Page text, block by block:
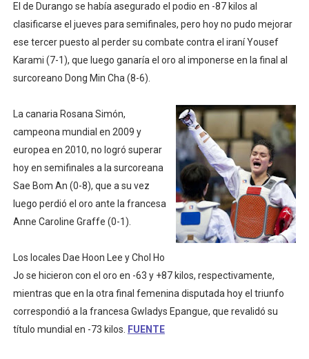
Mundial de esgrima 2026 (Hong Kong) - La delegación
Raquel Rodriguez es la nueva monarca
Athletes Unlimited Softball League 2026 - Las Utah
Tour de Francia masculino 2026 - Tadej Pogacar
Mundial de Fórmula 1 2026 - Lando Norris consigue
Campeonato de Europa de saltos 2026 (París,
El de Durango se había asegurado el podio en -87 kilos al
clasificarse el jueves para semifinales, pero hoy no pudo mejorar
ese tercer puesto al perder su combate contra el iraní Yousef
Karami (7-1), que luego ganaría el oro al imponerse en la final al
surcoreano Dong Min Cha (8-6).
La canaria Rosana Simón,
campeona mundial en 2009 y
europea en 2010, no logró superar
hoy en semifinales a la surcoreana
Sae Bom An (0-8), que a su vez
luego perdió el oro ante la francesa
Anne Caroline Graffe (0-1).
Los locales Dae Hoon Lee y Chol Ho
Jo se hicieron con el oro en -63 y +87 kilos, respectivamente,
mientras que en la otra final femenina disputada hoy el triunfo
correspondió a la francesa Gwladys Epangue, que revalidó su
título mundial en -73 kilos.
FUENTE